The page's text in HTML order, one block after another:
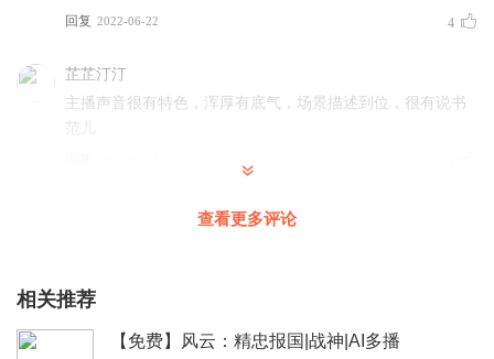
回复 2022-06-22 4
芷芷汀汀
主播声音很有特色，浑厚有底气，场景描述到位，很有说书
范儿
回复
查看更多评论
相关推荐
【免费】风云：精忠报国|战神|AI多播